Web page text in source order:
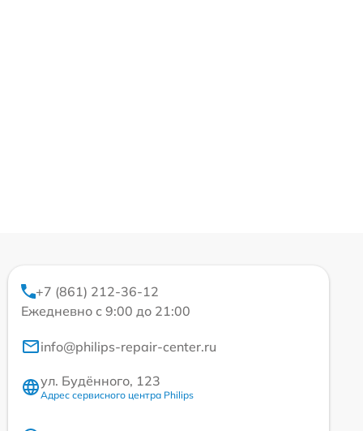
+7 (861) 212-36-12
Ежедневно с 9:00 до 21:00
info@philips-repair-center.ru
ул. Будённого, 123
Адрес сервисного центра Philips